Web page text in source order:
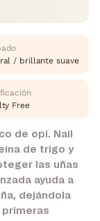
/ brillante suave
Free
de opi. Nail
de trigo y
las uñas
ayuda a
dejándola